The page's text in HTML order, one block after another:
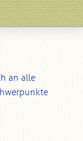
an alle